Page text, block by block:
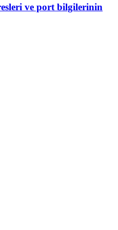
ve port bilgilerinin